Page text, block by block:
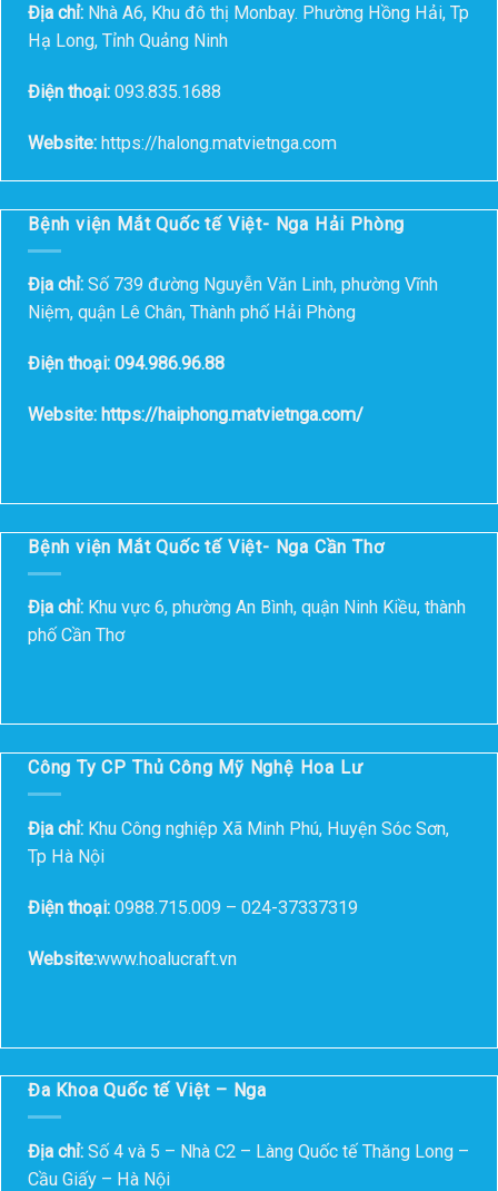
Địa chỉ: Nhà A6, Khu đô thị Monbay. Phường Hồng Hải, Tp
Hạ Long, Tỉnh Quảng Ninh
Điện thoại: 093.835.1688
Website: https://halong.matvietnga.com
Bệnh viện Mắt Quốc tế Việt- Nga Hải Phòng
Địa chỉ: Số 739 đường Nguyễn Văn Linh, phường Vĩnh
Niệm, quận Lê Chân, Thành phố Hải Phòng
Điện thoại: 094.986.96.88
Website: https://haiphong.matvietnga.com/
Bệnh viện Mắt Quốc tế Việt- Nga Cần Thơ
Địa chỉ: Khu vực 6, phường An Bình, quận Ninh Kiều, thành
phố Cần Thơ
Công Ty CP Thủ Công Mỹ Nghệ Hoa Lư
Địa chỉ: Khu Công nghiệp Xã Minh Phú, Huyện Sóc Sơn,
Tp Hà Nội
Điện thoại: 0988.715.009 – 024-37337319
Website:www.hoalucraft.vn
Đa Khoa Quốc tế Việt – Nga
Địa chỉ: Số 4 và 5 – Nhà C2 – Làng Quốc tế Thăng Long –
Cầu Giấy – Hà Nội